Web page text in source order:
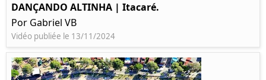
DANÇANDO ALTINHA | Itacaré.
Por Gabriel VB
Vidéo publiée le 13/11/2024